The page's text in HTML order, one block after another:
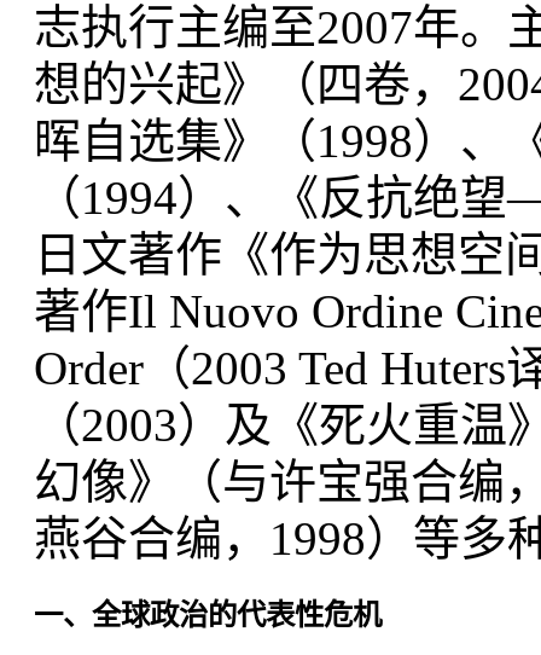
志执行主编至2007年。
想的兴起》（四卷，
晖自选集》（1998）、
（1994）、《反抗绝
日文著作《作为思想空
著作Il Nuovo Ordine
Order（2003 Ted
（2003）及《死火重
幻像》（与许宝强合编
燕谷合编，1998）等多
一、全球政治的代表性危机